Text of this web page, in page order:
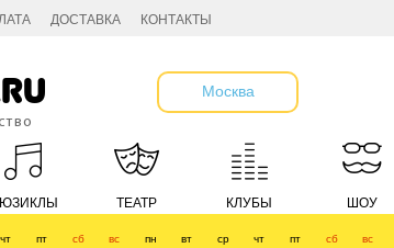
ДОСТАВКА КОНТАКТЫ
Москва
ТЕАТР КЛУБЫ ШОУ
чт пт сб вс пн вт ср чт пт сб вс